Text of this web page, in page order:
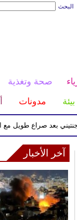
البحث
صحة وتغذية
بيئة مدونات
بعد صراع طويل مع المرض
آخر الأخبار